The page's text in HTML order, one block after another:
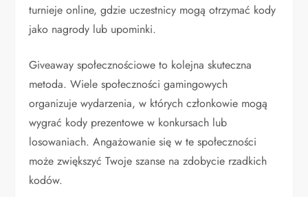
turnieje online, gdzie uczestnicy mogą otrzymać kody
jako nagrody lub upominki.
Giveaway społecznościowe to kolejna skuteczna
metoda. Wiele społeczności gamingowych
organizuje wydarzenia, w których członkowie mogą
wygrać kody prezentowe w konkursach lub
losowaniach. Angażowanie się w te społeczności
może zwiększyć Twoje szanse na zdobycie rzadkich
kodów.